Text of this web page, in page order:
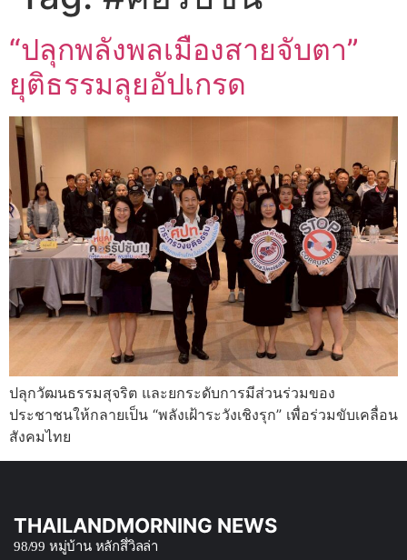
“ปลุกพลังพลเมืองสายจับตา”
ยุติธรรมลุยอัปเกรด
ปลุกวัฒนธรรมสุจริต และยกระดับการมีส่วนร่วมของ
ประชาชนให้กลายเป็น “พลังเฝ้าระวังเชิงรุก” เพื่อร่วมขับเคลื่อน
สังคมไทย
THAILANDMORNING NEWS
98/99 หมู่บ้าน หลักสึ่วิลล่า